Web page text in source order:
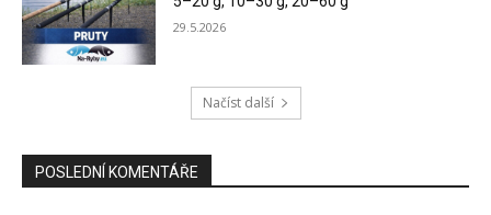
29.5.2026
Načíst další
POSLEDNÍ KOMENTÁŘE